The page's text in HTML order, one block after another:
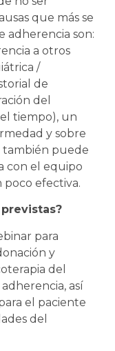
que más se
adherencia son:
a otros
/
de
del
tiempo), un
y sobre
también puede
con el equipo
poco efectiva.
para
y
del
así
el paciente
del